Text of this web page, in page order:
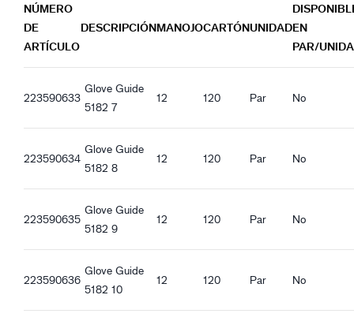
Características ergonómicas
Corte ajustado
Guide 5182_nl-NL_Productsheet.pdf
Guide 5182_de-DE_Productsheet.pdf
Guide 5182_fr-FR_Productsheet.pdf
Guide 5182_pl-PL_Productsheet.pdf
Guide 5182_ro-RO_Productsheet.pdf
Guide 5182_hu-HU_Productsheet.pdf
Guide 5182_et-EE_Productsheet.pdf
NÚMERO
DE
ARTÍCULO
DESCRIPCIÓNMANOJOCARTÓNUNIDADEN
PAR/
223590633
Glove Guide
5182 7
12 120 Par No
223590634
Glove Guide
5182 8
12 120 Par No
223590635
Glove Guide
5182 9
12 120 Par No
223590636
Glove Guide
5182 10
12 120 Par No